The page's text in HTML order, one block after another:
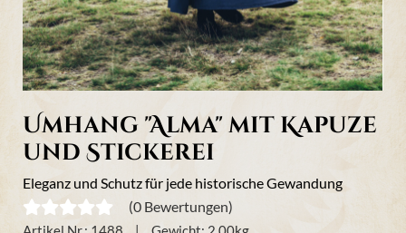
Umhang "Alma" mit Kapuze
und Stickerei
Eleganz und Schutz für jede historische Gewandung
(0 Bewertungen)